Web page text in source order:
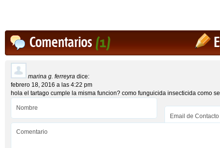
Comentarios(1)
marina g. ferreyra dice:
febrero 18, 2016 a las 4:22 pm
hola el tartago cumple la misma funcion? como funguicida insecticida como